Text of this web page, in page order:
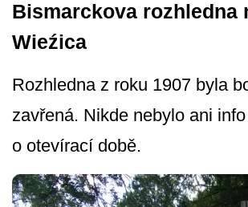
Bismarckova rozhledna
Wieźica
Rozhledna z roku 1907 byla
zavřená. Nikde nebylo ani info
o otevírací době.